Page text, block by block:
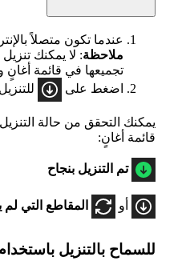
عندما تكون متصلاً
ملاحظة: لا يمكنك
تجميعها في قائمة أغانٍ
اضغط على
يمكنك التحقق من حالة
قائمة أغانٍ:
تم التنزيل بنجاح
أو المقاطع التي لم
للسماح بالتنزيل